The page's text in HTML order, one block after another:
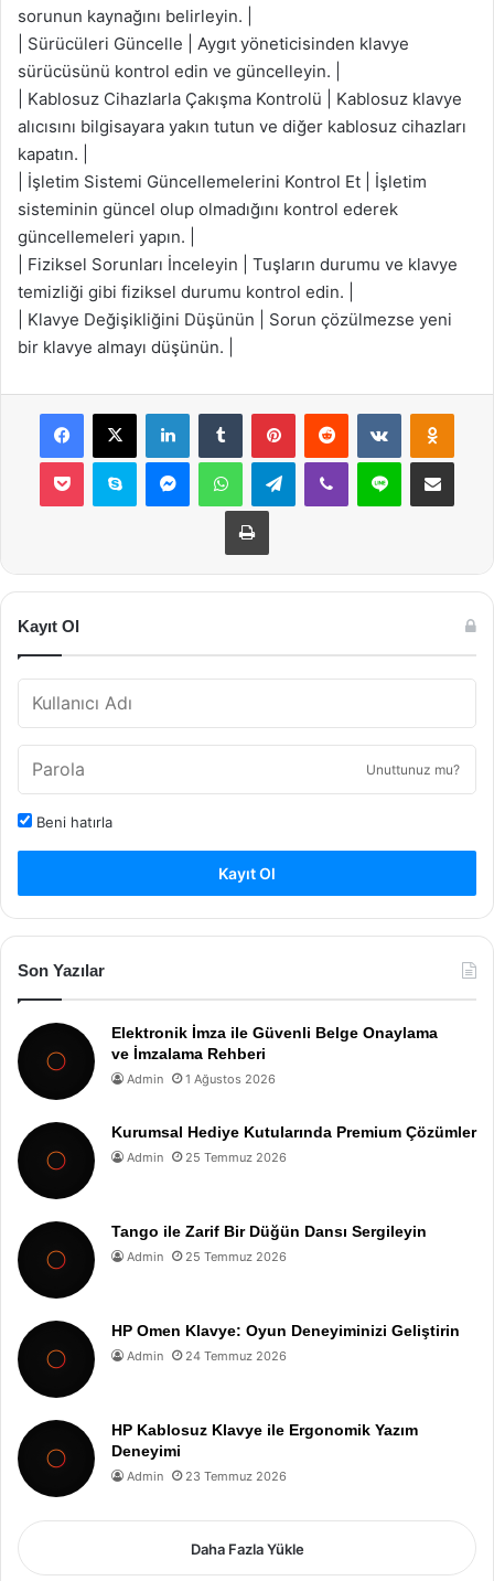
sorunun kaynağını belirleyin. |
| Sürücüleri Güncelle | Aygıt yöneticisinden klavye
sürücüsünü kontrol edin ve güncelleyin. |
| Kablosuz Cihazlarla Çakışma Kontrolü | Kablosuz klavye
alıcısını bilgisayara yakın tutun ve diğer kablosuz cihazları
kapatın. |
| İşletim Sistemi Güncellemelerini Kontrol Et | İşletim
sisteminin güncel olup olmadığını kontrol ederek
güncellemeleri yapın. |
| Fiziksel Sorunları İnceleyin | Tuşların durumu ve klavye
temizliği gibi fiziksel durumu kontrol edin. |
| Klavye Değişikliğini Düşünün | Sorun çözülmezse yeni
bir klavye almayı düşünün. |
Facebook
X LinkedInTumblr PinterestReddit VKontakte
Pocket Skype MessengerWhatsAppTelegramViber Line E-Posta ile
Yazdır
Kayıt Ol
Unuttunuz mu?
Beni hatırla
Kayıt Ol
Son Yazılar
Elektronik İmza ile Güvenli Belge Onaylama
ve İmzalama Rehberi
Admin 1 Ağustos 2026
Kurumsal Hediye Kutularında Premium Çözümler
Admin 25 Temmuz 2026
Tango ile Zarif Bir Düğün Dansı Sergileyin
Admin 25 Temmuz 2026
HP Omen Klavye: Oyun Deneyiminizi Geliştirin
Admin 24 Temmuz 2026
HP Kablosuz Klavye ile Ergonomik Yazım
Deneyimi
Admin 23 Temmuz 2026
Daha Fazla Yükle